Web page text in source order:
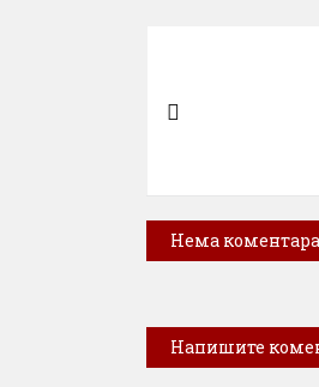
Нема коментара
Напишите